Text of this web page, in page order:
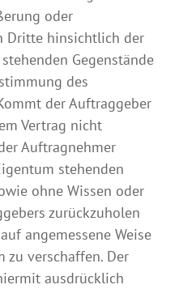
oder
Dritte hinsichtlich der
Gegenstände
des
der Auftraggeber
Vertrag nicht
Auftragnehmer
stehenden
ohne Wissen oder
zurückzuholen
angemessene Weise
zu verschaffen. Der
ausdrücklich